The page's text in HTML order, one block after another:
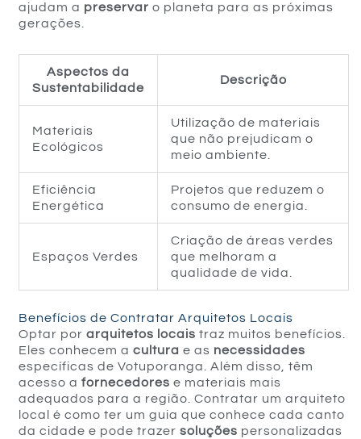
ajudam a preservar o planeta para as próximas
gerações.
Aspectos da
Sustentabilidade
Descrição
Materiais
Ecológicos
Utilização de materiais
que não prejudicam o
meio ambiente.
Eficiência
Energética
Projetos que reduzem o
consumo de energia.
Espaços Verdes
Criação de áreas verdes
que melhoram a
qualidade de vida.
Benefícios de Contratar Arquitetos Locais
Optar porarquitetos locais traz muitos benefícios.
Eles conhecem acultura e as necessidades
específicas de Votuporanga. Além disso, têm
acesso afornecedores e materiais mais
adequados para a região. Contratar um arquiteto
local é como ter um guia que conhece cada canto
da cidade e pode trazersoluções personalizadas